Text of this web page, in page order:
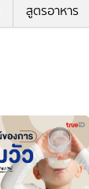
สูตรอาหาร